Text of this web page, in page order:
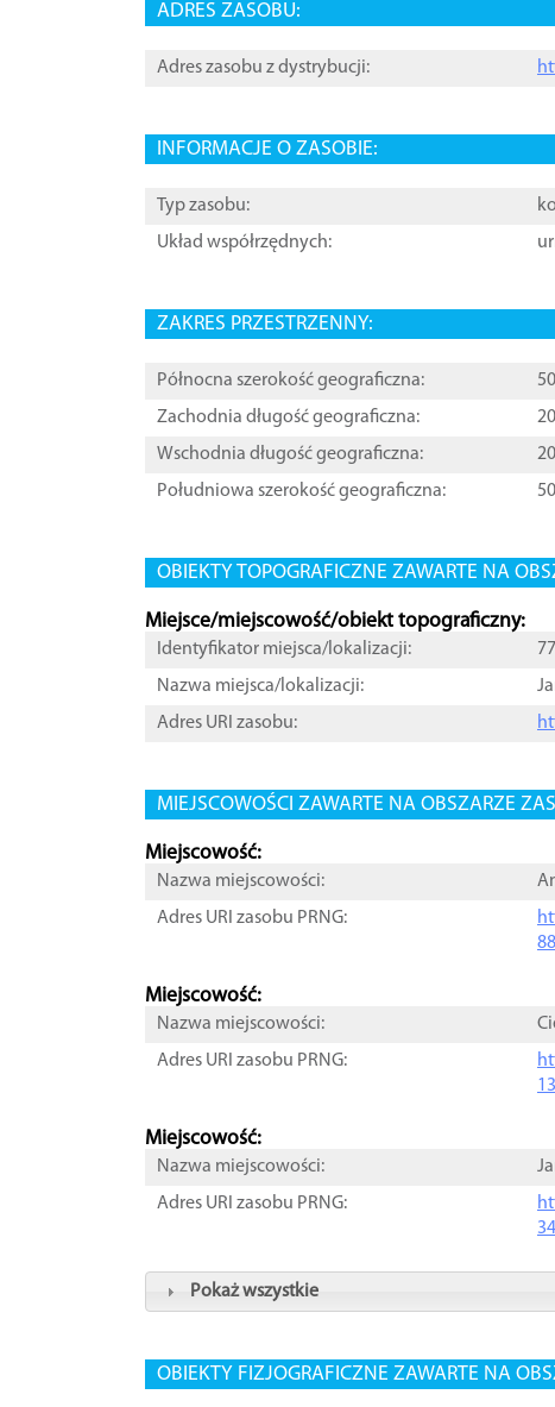
ADRES ZASOBU:
Adres zasobu z dystrybucji:
INFORMACJE O ZASOBIE:
Typ zasobu:
Układ współrzędnych:
ZAKRES PRZESTRZENNY:
Północna szerokość geograficzna:
Zachodnia długość geograficzna:
Wschodnia długość geograficzna:
Południowa szerokość geograficzna:
OBIEKTY TOPOGRAFICZNE ZAWARTE NA
Miejsce/miejscowość/obiekt topograficzny:
Identyfikator miejsca/lokalizacji:
Nazwa miejsca/lokalizacji:
Adres URI zasobu:
MIEJSCOWOŚCI ZAWARTE NA OBSZARZE
Miejscowość:
Nazwa miejscowości:
Adres URI zasobu PRNG:
Miejscowość:
Nazwa miejscowości:
Adres URI zasobu PRNG:
Miejscowość:
Nazwa miejscowości:
Adres URI zasobu PRNG:
Pokaż wszystkie
OBIEKTY FIZJOGRAFICZNE ZAWARTE NA